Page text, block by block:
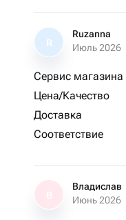
R
Ruzanna
Июль 2026
Сервис магазина
Цена/Качество
Доставка
Соответствие
Владислав
Июнь 2026